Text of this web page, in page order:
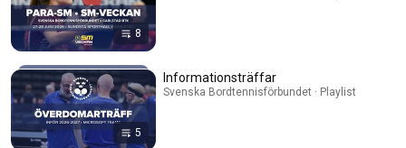
8
5
Informationsträffar
Svenska Bordtennisförbundet · Playlist